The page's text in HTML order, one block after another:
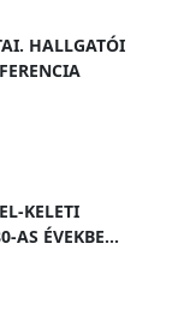
HALLGATÓI
KELETI
AS ÉVEKBEN